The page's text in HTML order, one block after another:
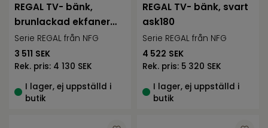
REGAL TV- bänk,
brunlackad ekfaner
120
Serie REGAL från NFG
3 511 SEK
Rek. pris: 4 130 SEK
I lager, ej uppställd i
butik
REGAL TV- bänk, svart
ask180
Serie REGAL från NFG
4 522 SEK
Rek. pris: 5 320 SEK
I lager, ej uppställd i
butik